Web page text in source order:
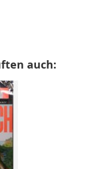
auch: